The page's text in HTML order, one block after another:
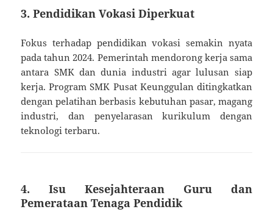
3.Pendidikan Vokasi Diperkuat
Fokus terhadap pendidikan vokasi semakin nyata
pada tahun 2024. Pemerintah mendorong kerja sama
antara SMK dan dunia industri agar lulusan siap
kerja. Program SMK Pusat Keunggulan ditingkatkan
dengan pelatihan berbasis kebutuhan pasar, magang
industri, dan penyelarasan kurikulum dengan
teknologi terbaru.
4.Isu Kesejahteraan Guru dan
Pemerataan Tenaga Pendidik